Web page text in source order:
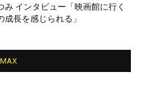
み インタビュー「映画館に行く
成長を感じられる」